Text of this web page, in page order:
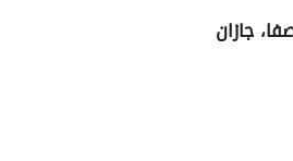
ترخيص الإعلان
جازان